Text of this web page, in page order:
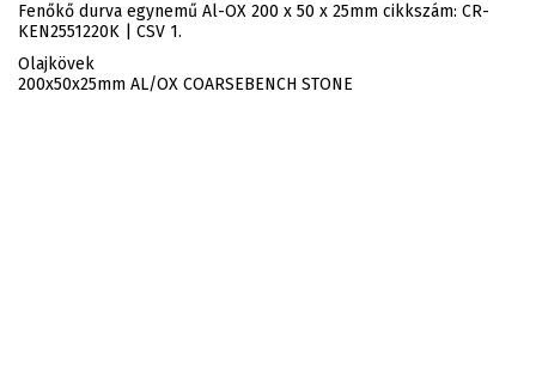
Fenőkő durva egynemű Al-OX 200 x 50 x 25mm cikkszám: CR-
KEN2551220K | CSV 1.
Olajkövek
200x50x25mm AL/OX COARSEBENCH STONE